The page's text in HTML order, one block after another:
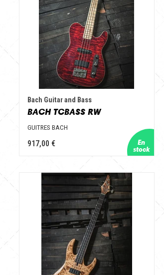
Bach Guitar and Bass
BACH TCBASS RW
GUITRES BACH
917,00 €